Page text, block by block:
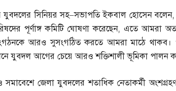
যুবদলের সিনিয়র সহ–সভাপতি ইকবাল হোসেন বলেন,
পূর্ণাঙ্গ কমিটি ঘোষণা করেছেন, এতে আমরা
আরও সুসংগঠিত করতে আমরা মাঠে থাকব।
যুবদল আগের চেয়ে আরও শক্তিশালী ভূমিকা পালন
সমাবেশে জেলা যুবদলের শতাধিক নেতাকর্মী